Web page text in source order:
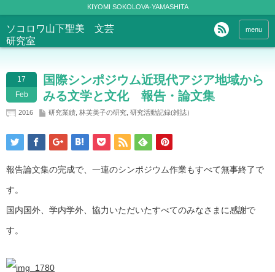
KIYOMI SOKOLOVA-YAMASHITA
ソコロワ山下聖美 文芸
研究室
menu
17
Feb
国際シンポジウム近現代アジア地域から
みる文学と文化 報告・論文集
2016 研究業績 林芙美子の研究 研究活動記録(雑誌）
報告論文集の完成で、一連のシンポジウム作業もすべて無事終了で
す。
国内国外、学内学外、協力いただいたすべてのみなさまに感謝で
す。